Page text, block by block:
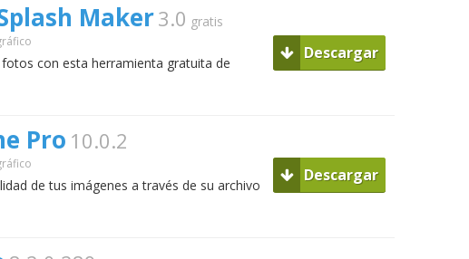
Maker3.0 gratis
con esta herramienta gratuita de
Descargar
Pro 10.0.2
de tus imágenes a través de su archivo
Descargar